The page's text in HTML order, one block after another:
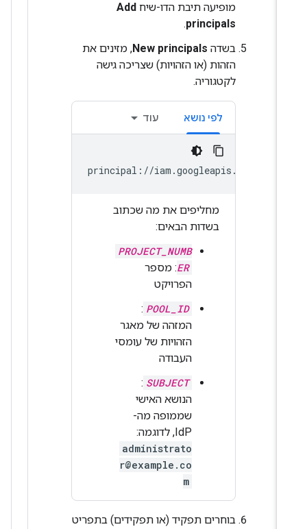
מופיעה תיבת הדו-שיחAdd
principals
.
בשדהNew principals, מזינים את
הזהות (או הזהויות) שצריכה גישה
לקטגוריה.
לפי נושא
principal://iam.googleapis.com/
מחליפים את מה שכתוב
בשדות הבאים:
PROJECT_NUMB
: מספר
הפרויקט
POOL_ID
:
המזהה של מאגר
הזהויות של עומסי
העבודה
SUBJECT
:
הנושא האישי
שממופה מה-
administrato
r@example.co
בוחרים תפקיד (או תפקידים) בתפריט